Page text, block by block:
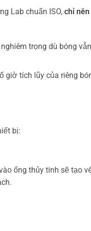
Lab chuẩn ISO, chỉ
trọng dù bóng vẫn
giờ tích lũy của riêng
bị:
ống thủy tinh sẽ tạo